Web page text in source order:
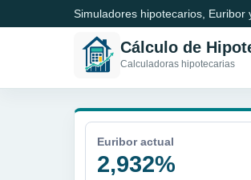
Simuladores hipotecarios, Euribor
Cálculo de
Calculadoras hipotecarias
Euribor actual
2,932%